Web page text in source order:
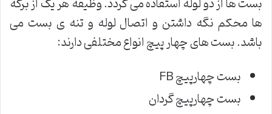
ها محکم نگه داشتن و اتصال لوله و تنه ی بست می
باشد. بست های چهار پیچ انواع مختلفی دارند:
بست چهارپیچ FB
بست چهارپیچ گردان